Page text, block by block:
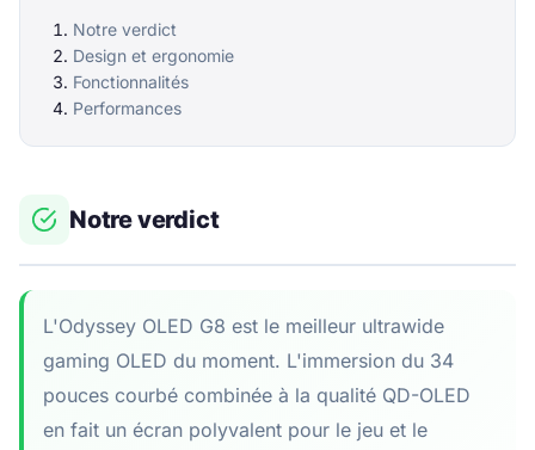
Notre verdict
Design et ergonomie
Fonctionnalités
Performances
Notre verdict
L'Odyssey OLED G8 est le meilleur ultrawide
gaming OLED du moment. L'immersion du 34
pouces courbé combinée à la qualité QD-OLED
en fait un écran polyvalent pour le jeu et le